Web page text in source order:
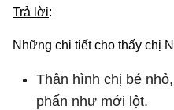
Trả lời:
Những chi tiết cho thấy chị
Thân hình chị bé
phấn như mới lột.